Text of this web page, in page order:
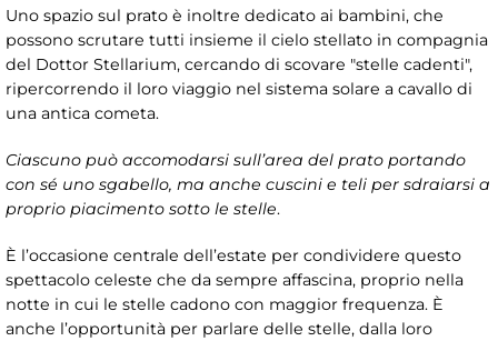
Uno spazio sul prato è inoltre dedicato ai bambini, che
possono scrutare tutti insieme il cielo stellato in compagnia
del Dottor Stellarium, cercando di scovare "stelle cadenti",
ripercorrendo il loro viaggio nel sistema solare a cavallo di
una antica cometa.
Ciascuno può accomodarsi sull’area del prato portando
con sé uno sgabello, ma anche cuscini e teli per sdraiarsi a
proprio piacimento sotto le stelle.
È l’occasione centrale dell’estate per condividere questo
spettacolo celeste che da sempre affascina, proprio nella
notte in cui le stelle cadono con maggior frequenza. È
anche l’opportunità per parlare delle stelle, dalla loro